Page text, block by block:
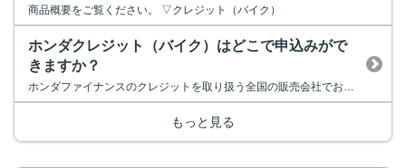
商品概要をご覧ください。 ▽クレジット（バイク）
ホンダクレジット（バイク）はどこで申込みがで
きますか？
ホンダファイナンスのクレジットを取り扱う全国の販売会社でお申込みいた...
もっと見る